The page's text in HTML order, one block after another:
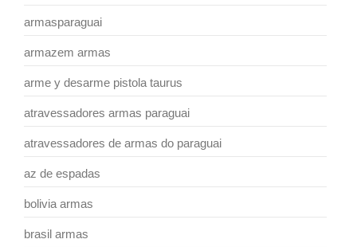
armasparaguai
armazem armas
arme y desarme pistola taurus
atravessadores armas paraguai
atravessadores de armas do paraguai
az de espadas
bolivia armas
brasil armas